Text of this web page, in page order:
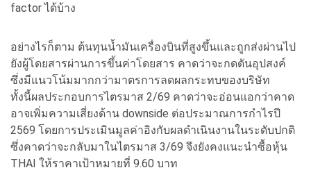
factor ได้บ้าง
อย่างไรก็ตาม ต้นทุนน้ำมันเครื่องบินที่สูงขึ้นและถูกส่งผ่านไป
ยังผู้โดยสารผ่านการขึ้นค่าโดยสาร คาดว่าจะกดดันอุปสงค์
ซึ่งมีแนวโน้มมากกว่ามาตรการลดผลกระทบของบริษัท
ทั้งนี้ผลประกอบการไตรมาส 2/69 คาดว่าจะอ่อนแอกว่าคาด
อาจเพิ่มความเสี่ยงด้าน downside ต่อประมาณการกำไรปี
2569 โดยการประเมินมูลค่าอิงกับผลดำเนินงานในระดับปกติ
ซึ่งคาดว่าจะกลับมาในไตรมาส 3/69 จึงยังคงแนะนำซื้อหุ้น
THAI ให้ราคาเป้าหมายที่ 9.60 บาท